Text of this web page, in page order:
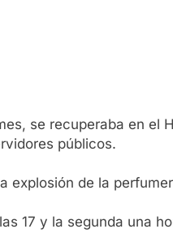
se recuperaba en el
públicos.
explosión de la
17 y la segunda una